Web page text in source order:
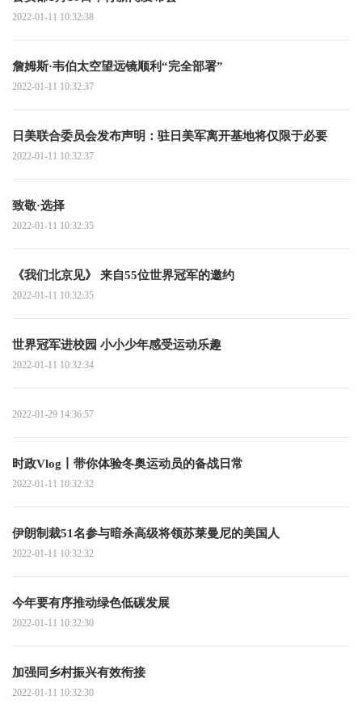
2022-01-11 10:32:38
詹姆斯·韦伯太空望远镜顺利“完全部署”
2022-01-11 10:32:37
日美联合委员会发布声明：驻日美军离开基地将仅限于必要
2022-01-11 10:32:37
致敬·选择
2022-01-11 10:32:35
《我们北京见》 来自55位世界冠军的邀约
2022-01-11 10:32:35
世界冠军进校园 小小少年感受运动乐趣
2022-01-11 10:32:34
2022-01-29 14:36:57
时政Vlog丨带你体验冬奥运动员的备战日常
2022-01-11 10:32:32
伊朗制裁51名参与暗杀高级将领苏莱曼尼的美国人
2022-01-11 10:32:32
今年要有序推动绿色低碳发展
2022-01-11 10:32:30
加强同乡村振兴有效衔接
2022-01-11 10:32:30